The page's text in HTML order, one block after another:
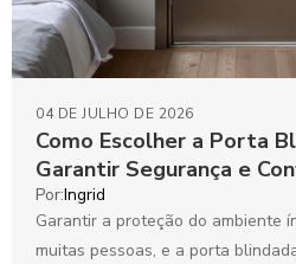
Como Escolher a Porta
Garantir Segurança e
04 DE JULHO DE 2026
Por:Ingrid
Garantir a proteção do ambiente
muitas pessoas, e a porta